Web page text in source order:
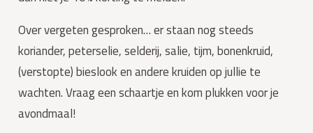
Over vergeten gesproken… er staan nog steeds
koriander, peterselie, selderij, salie, tijm, bonenkruid,
(verstopte) bieslook en andere kruiden op jullie te
wachten. Vraag een schaartje en kom plukken voor je
avondmaal!